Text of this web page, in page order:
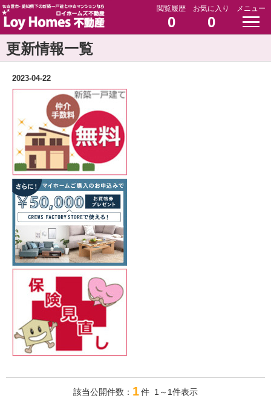
閲覧履歴
0
お気に入り
0
メニュー
更新情報一覧
2023-04-22
該当公開件数： 1件 1～1件表示